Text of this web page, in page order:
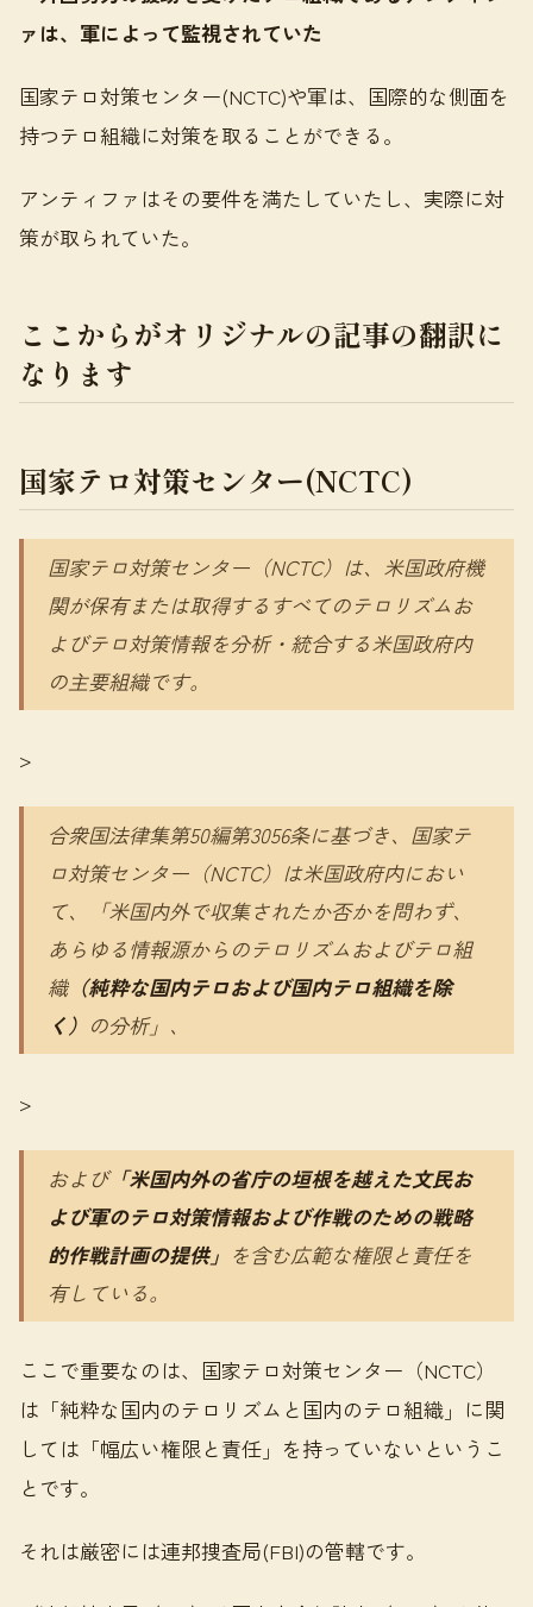
ァは、軍によって監視されていた
国家テロ対策センター(NCTC)や軍は、国際的な側面を
持つテロ組織に対策を取ることができる。
アンティファはその要件を満たしていたし、実際に対
策が取られていた。
ここからがオリジナルの記事の翻訳に
なります
国家テロ対策センター(NCTC)
国家テロ対策センター（NCTC）は、米国政府機
関が保有または取得するすべてのテロリズムお
よびテロ対策情報を分析・統合する米国政府内
の主要組織です。
>
合衆国法律集第50編第3056条に基づき、国家テ
ロ対策センター（NCTC）は米国政府内におい
て、「米国内外で収集されたか否かを問わず、
あらゆる情報源からのテロリズムおよびテロ組
織（純粋な国内テロおよび国内テロ組織を除
く） の分析」、
>
および「米国内外の省庁の垣根を越えた文民お
よび軍のテロ対策情報および作戦のための戦略
的作戦計画の提供」 を含む広範な権限と責任を
有している。
ここで重要なのは、国家テロ対策センター（NCTC）
は「純粋な国内のテロリズムと国内のテロ組織」に関
しては「幅広い権限と責任」を持っていないというこ
とです。
それは厳密には連邦捜査局(FBI)の管轄です。